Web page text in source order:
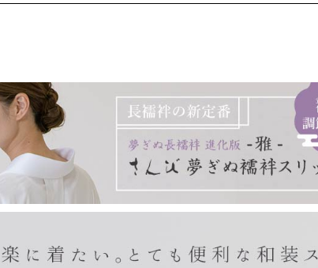
振袖 留袖 訪問着・色無地
小紋・紬
夏用
きもの・ゆかた・帯
東レシルック(袷)
東レシルック(単衣)
素材から選ぶ
サイズから選ぶ
シリーズから選ぶ
風呂敷雑貨 ふくさ